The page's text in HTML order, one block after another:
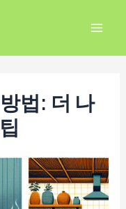
법: 더 나